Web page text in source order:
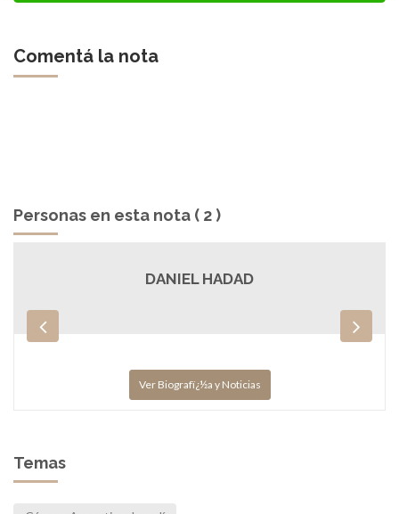
Comentá la nota
Personas en esta nota ( 2 )
DANIEL HADAD
Ver Biografï¿½a y Noticias
Temas